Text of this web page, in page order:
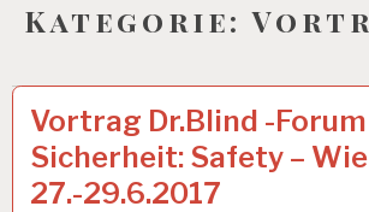
Kategorie:
ARBEIT
UND
GESUNDHEIT…
Vortrag Dr.Blind -Forum
Sicherheit: Safety –
27.-29.6.2017
31 MÄRZ 2017